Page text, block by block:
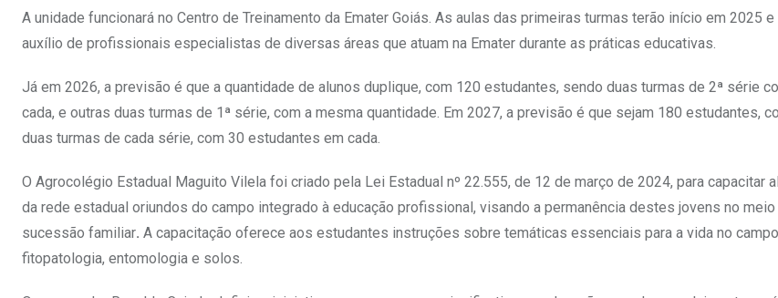
A unidade funcionará no Centro de Treinamento da Emater Goiás. As aulas das primeiras turmas terão início em 2025 e
auxílio de profissionais especialistas de diversas áreas que atuam na Emater durante as práticas educativas.
Já em 2026, a previsão é que a quantidade de alunos duplique, com 120 estudantes, sendo duas turmas de 2ª série
cada, e outras duas turmas de 1ª série, com a mesma quantidade. Em 2027, a previsão é que sejam 180 estudantes,
duas turmas de cada série, com 30 estudantes em cada.
O Agrocolégio Estadual Maguito Vilela foi criado pela Lei Estadual nº 22.555, de 12 de março de 2024, para capacitar
da rede estadual oriundos do campo integrado à educação profissional, visando a permanência destes jovens no meio
sucessão familiar. A capacitação oferece aos estudantes instruções sobre temáticas essenciais para a vida no
fitopatologia, entomologia e solos.